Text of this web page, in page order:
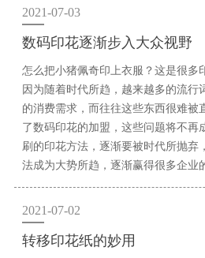
2021-07-03
数码印花逐渐步入大众视野
怎么把小猪佩奇印上衣服？这是很多
因为随着时代所趋，越来越多的流行
的消费需求，而往往这些东西很难被
了数码印花的加盟，这些问题将不再
刷的印花方法，逐渐要被时代所抛弃
法成为大势所趋，逐渐赢得很多企业
2021-07-02
转移印花纸的妙用